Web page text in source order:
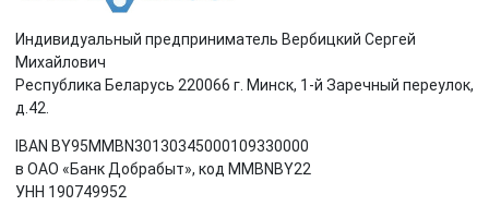
Индивидуальный предприниматель Вербицкий Сергей
Михайлович
Республика Беларусь 220066 г. Минск, 1-й Заречный переулок,
д.42.
IBAN BY95MMBN30130345000109330000
в ОАО «Банк Добрабыт», код MMBNBY22
УНН 190749952